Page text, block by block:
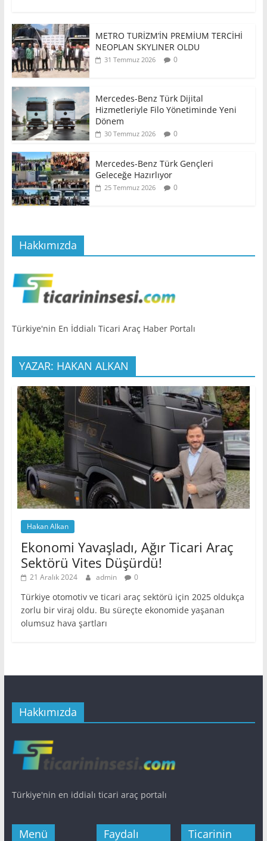
METRO TURİZM’İN PREMİUM TERCİHİ
NEOPLAN SKYLINER OLDU
31 Temmuz 2026 0
Mercedes-Benz Türk Dijital
Hizmetleriyle Filo Yönetiminde Yeni
Dönem
30 Temmuz 2026 0
Mercedes-Benz Türk Gençleri
Geleceğe Hazırlıyor
25 Temmuz 2026 0
Hakkımızda
Türkiye'nin En İddialı Ticari Araç Haber Portalı
YAZAR: HAKAN ALKAN
Hakan Alkan
Ekonomi Yavaşladı, Ağır Ticari Araç
Sektörü Vites Düşürdü!
21 Aralık 2024 admin 0
Türkiye otomotiv ve ticari araç sektörü için 2025 oldukça
zorlu bir viraj oldu. Bu süreçte ekonomide yaşanan
olumsuz hava şartları
Hakkımızda
Türkiye'nin en iddialı ticari araç portalı
Menü
Faydalı
Ticarinin